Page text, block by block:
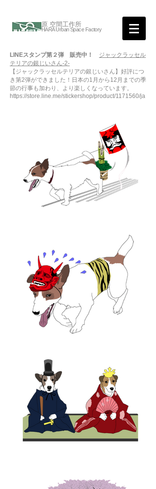
原 空間工作所
HARA Urban Space Factory
LINEスタンプ第２弾 販売中！
ジャックラッセル
テリアの銀じいさん-2-
【ジャックラッセルテリアの銀じいさん】好評につ
き第2弾ができました！日本の1月から12月までの季
節の行事も加わり、より楽しくなっています。
https://store.line.me/stickershop/product/1171560/ja